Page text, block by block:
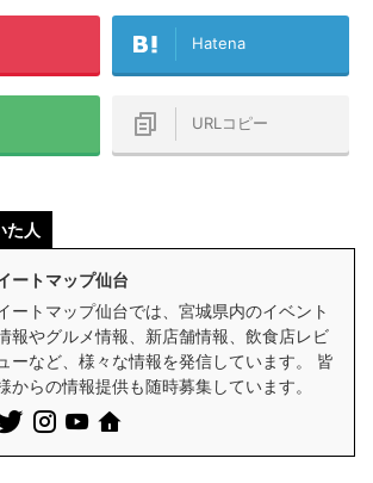
Hatena
URLコピー
た人
ートマップ仙台
ートマップ仙台では、宮城県内のイベント
報やグルメ情報、新店舗情報、飲食店レビ
ューなど、様々な情報を発信しています。 皆
からの情報提供も随時募集しています。